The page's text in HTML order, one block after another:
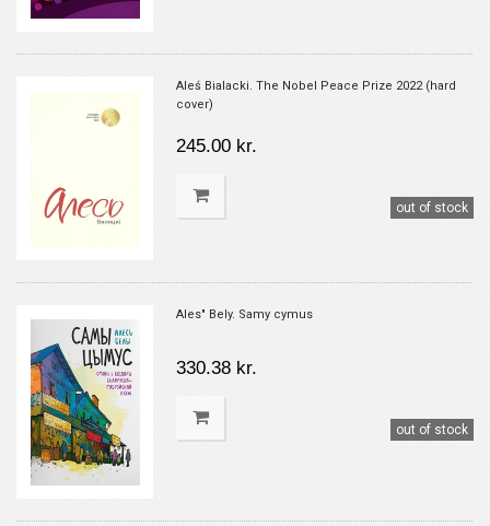
Aleś Bialacki. The Nobel Peace Prize 2022 (hard
cover)
245.00 kr.
out of stock
Ales" Bely. Samy cymus
330.38 kr.
out of stock